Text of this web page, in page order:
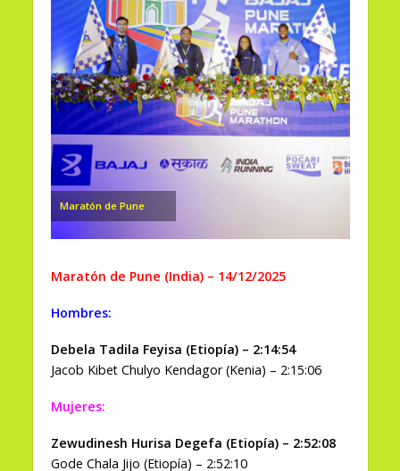
Maratón de Pune
Maratón de Pune (India) – 14/12/2025
Hombres:
Debela Tadila Feyisa (Etiopía) – 2:14:54
Jacob Kibet Chulyo Kendagor (Kenia) – 2:15:06
Mujeres:
Zewudinesh Hurisa Degefa (Etiopía) – 2:52:08
Gode Chala Jijo (Etiopía) – 2:52:10